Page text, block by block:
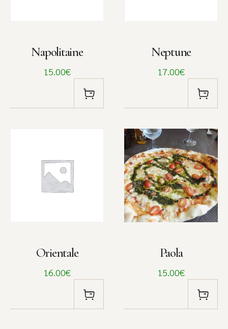
Napolitaine
15.00€
Neptune
17.00€
Orientale
16.00€
Paola
15.00€